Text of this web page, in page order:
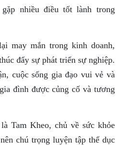
nhiều điều tốt lành trong
may mắn trong kinh doanh,
đẩy sự phát triển sự nghiệp.
cuộc sống gia đạo vui vẻ và
đình được củng cố và tương
Tam Kheo, chủ về sức khỏe
chú trọng luyện tập thể dục